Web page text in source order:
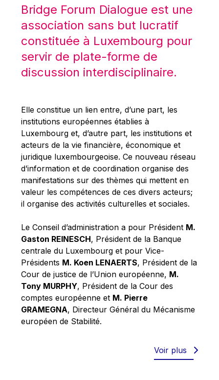
Mario Centeno
Mario Monti
Maroš ŠEFČOVIČ
Martin Bailey
Martine Reicherts
Michael Sohlman
Michel Goedert
Mireille Delmas-Marty
Nobuo Tanaka
Otmar Issing
Paolo Mengozzi
Paschal Donohoe
Pat Cox
Patrizia Nanz
Philippe Maystadt
Pierre Gramegna
Richard Pelly
Robert Goebbels
Robert REYNDERS
Bridge Forum Dialogue est une
association sans but lucratif
constituée à Luxembourg pour
servir de plate-forme de
discussion interdisciplinaire.
Elle constitue un lien entre, d’une part, les
institutions européennes établies à
Luxembourg et, d’autre part, les institutions et
acteurs de la vie financière, économique et
juridique luxembourgeoise. Ce nouveau réseau
d’information et de coordination organise des
manifestations sur des thèmes qui mettent en
valeur les compétences de ces divers acteurs;
il organise des activités culturelles et sociales.
Le Conseil d’administration a pour Président M.
Gaston REINESCH, Président de la Banque
centrale du Luxembourg et pour Vice-
Présidents M. Koen LENAERTS, Président de la
Cour de justice de l’Union européenne, M.
Tony MURPHY, Président de la Cour des
comptes européenne et M. Pierre
GRAMEGNA, Directeur Général du Mécanisme
européen de Stabilité.
Voir plus